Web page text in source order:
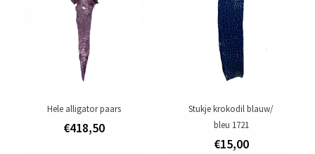
Hele alligator paars
€418,50
Stukje krokodil blauw/
bleu 1721
€15,00